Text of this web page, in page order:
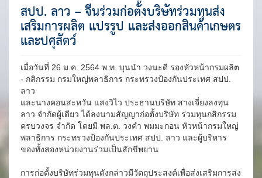
สปป. ลาว – จีนร่วมก่อตั้งบริษัทร่วมทุนส่ง
เสริมการผลิต แปรรูป และส่งออกสินค้าเกษตร
และปศุสัตว์
เมื่อวันที่ 26 ม.ค. 2564 พ.ท. บุนนำ วงนะดี รองหัวหน้ากรมผลิต
- กสิกรรม กรมใหญ่พลาธิการ กระทรวงป้องกันประเทศ สปป.
ลาว
และนางคอนสะหวัน แสงวิไว ประธานบริษัท สางเจี่ยงลงทุน
ลาว จำกัดผู้เดียว ได้ลงนามสัญญาก่อตั้งบริษัท ร่วมทุนกสิกรรม
ครบวงจร จำกัด โดยมี พล.ต. วงคำ พมมะกอน หัวหน้ากรมใหญ่
พลาธิการ กระทรวงป้องกันประเทศ สปป. ลาว และผู้บริหาร
ของทั้งสองหน่วยงานร่วมเป็นสักขีพยาน
การก่อตั้งบริษัทร่วมทุนดังกล่าวมีวัตถุประสงค์เพื่อส่งเสริมการส่ง